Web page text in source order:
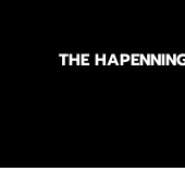
THE